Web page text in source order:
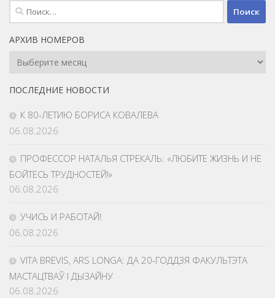
Найти:
АРХИВ НОМЕРОВ
Архив
ПОСЛЕДНИЕ НОВОСТИ
К 80-ЛЕТИЮ БОРИСА КОВАЛЕВА
06.08.2026
ПРОФЕССОР НАТАЛЬЯ СТРЕКАЛЬ: «ЛЮБИТЕ ЖИЗНЬ И НЕ
БОЙТЕСЬ ТРУДНОСТЕЙ!»
06.08.2026
УЧИСЬ И РАБОТАЙ!
06.08.2026
VITA BREVIS, ARS LONGA: ДА 20-ГОДДЗЯ ФАКУЛЬТЭТА
МАСТАЦТВАЎ І ДЫЗАЙНУ
06.08.2026